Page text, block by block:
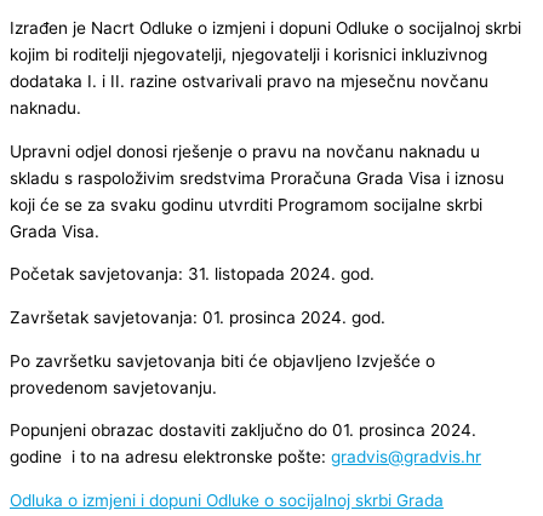
Izrađen je Nacrt Odluke o izmjeni i dopuni Odluke o socijalnoj skrbi
kojim bi roditelji njegovatelji, njegovatelji i korisnici inkluzivnog
dodataka I. i II. razine ostvarivali pravo na mjesečnu novčanu
naknadu.
Upravni odjel donosi rješenje o pravu na novčanu naknadu u
skladu s raspoloživim sredstvima Proračuna Grada Visa i iznosu
koji će se za svaku godinu utvrditi Programom socijalne skrbi
Grada Visa.
Početak savjetovanja: 31. listopada 2024. god.
Završetak savjetovanja: 01. prosinca 2024. god.
Po završetku savjetovanja biti će objavljeno Izvješće o
provedenom savjetovanju.
Popunjeni obrazac dostaviti zaključno do 01. prosinca 2024.
godine i to na adresu elektronske pošte: gradvis@gradvis.hr
Odluka o izmjeni i dopuni Odluke o socijalnoj skrbi Grada